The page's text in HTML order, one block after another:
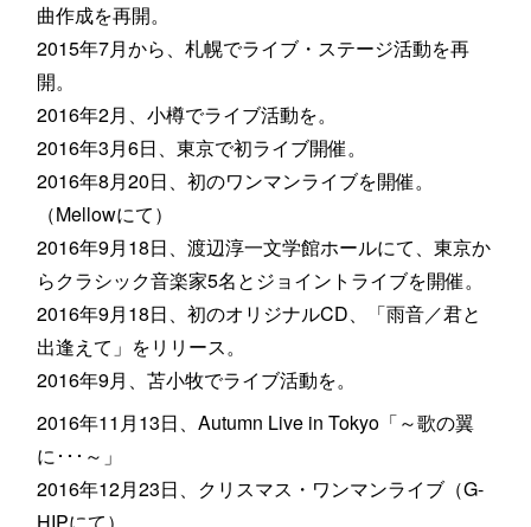
曲作成を再開。
2015年7月から、札幌でライブ・ステージ活動を再
開。
2016年2月、小樽でライブ活動を。
2016年3月6日、東京で初ライブ開催。
2016年8月20日、初のワンマンライブを開催。
（Mellowにて）
2016年9月18日、渡辺淳一文学館ホールにて、東京か
らクラシック音楽家5名とジョイントライブを開催。
2016年9月18日、初のオリジナルCD、「雨音／君と
出逢えて」をリリース。
2016年9月、苫小牧でライブ活動を。
2016年11月13日、Autumn Live in Tokyo「～歌の翼
に･･･～」
2016年12月23日、クリスマス・ワンマンライブ（G-